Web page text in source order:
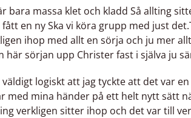
bara massa klet och kladd Så allting
en ny Ska vi köra grupp med just
ihop med allt en sörja och ju mer
här sörjan upp Christer fast i själva ju
logiskt att jag tyckte att det var
med mina händer på ett helt nytt sätt
verkligen sitter ihop och det var till